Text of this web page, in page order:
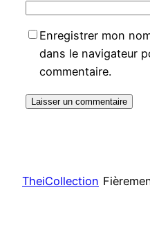
Enregistrer mon
dans le navigateur
commentaire.
TheiCollection